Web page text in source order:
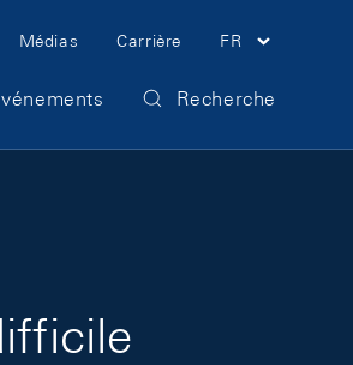
Médias Carrière FR
Recherche